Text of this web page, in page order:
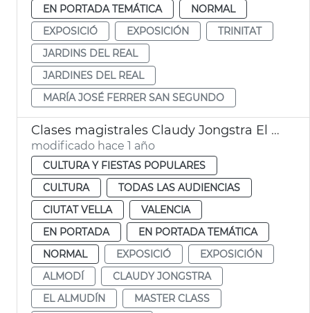
EN PORTADA TEMÁTICA
NORMAL
EXPOSICIÓ
EXPOSICIÓN
TRINITAT
JARDINS DEL REAL
JARDINES DEL REAL
MARÍA JOSÉ FERRER SAN SEGUNDO
Clases magistrales Claudy Jongstra El Almudín València
modificado hace 1 año
CULTURA Y FIESTAS POPULARES
CULTURA
TODAS LAS AUDIENCIAS
CIUTAT VELLA
VALENCIA
EN PORTADA
EN PORTADA TEMÁTICA
NORMAL
EXPOSICIÓ
EXPOSICIÓN
ALMODÍ
CLAUDY JONGSTRA
EL ALMUDÍN
MASTER CLASS